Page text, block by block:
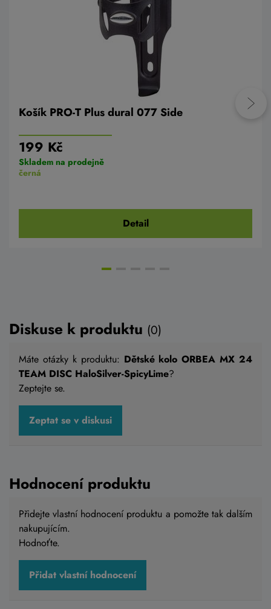
Košík PRO-T Plus dural 077 Side
199 Kč
Skladem na prodejně
černá
Detail
Dětské kolo SUPERIOR F.L.Y. 20 gloss /
yellow 2026
Do košíku
Diskuse k produktu (0)
Máte otázky k produktu: Dětské kolo ORBEA MX 24
TEAM DISC HaloSilver-SpicyLime?
Zeptejte se.
Zeptat se v diskusi
Hodnocení produktu
Přidejte vlastní hodnocení produktu a pomožte tak dalším
nakupujícím.
Hodnoťte.
Přidat vlastní hodnocení